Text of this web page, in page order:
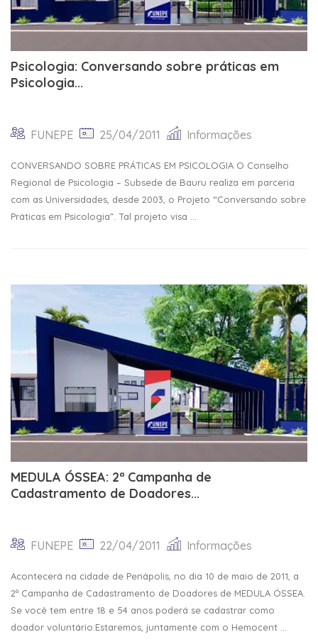
Psicologia: Conversando sobre práticas em
Psicologia...
FUNEPE 25/04/2011 Informações
CONVERSANDO SOBRE PRÁTICAS EM PSICOLOGIA O Conselho
Regional de Psicologia – Subsede de Bauru realiza em parceria
com as Universidades, desde 2003, o Projeto “Conversando sobre
Práticas em Psicologia”. Tal projeto visa ...
MEDULA ÓSSEA: 2ª Campanha de
Cadastramento de Doadores...
FUNEPE 22/04/2011 Informações
Acontecerá na cidade de Penápolis, no dia 10 de maio de 2011, a
2ª Campanha de Cadastramento de Doadores de MEDULA ÓSSEA.
Se você tem entre 18 e 54 anos poderá se cadastrar como
doador voluntário.Estaremos, juntamente com o Hemocent ...